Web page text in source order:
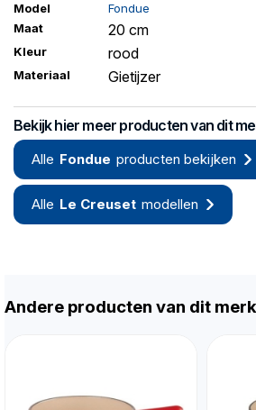
Model
Fondue
Maat
20 cm
Kleur rood
Materiaal Gietijzer
Bekijk hier meer producten van dit
Alle Fondue producten bekijken
Alle Le Creuset modellen
Andere producten van dit